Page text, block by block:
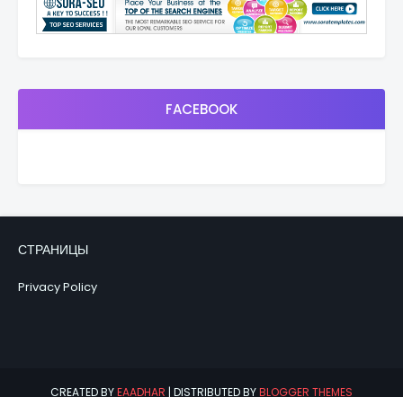
FACEBOOK
СТРАНИЦЫ
Privacy Policy
CREATED BYEAADHAR | DISTRIBUTED BYBLOGGER THEMES